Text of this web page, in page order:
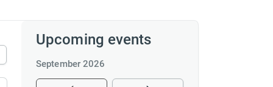
Upcoming events
September 2026